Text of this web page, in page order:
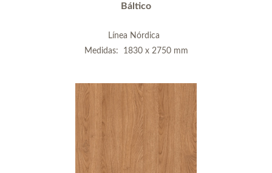
Báltico
Línea Nórdica
Medidas: 1830 x 2750 mm